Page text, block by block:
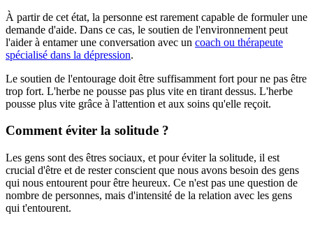
À partir de cet état, la personne est rarement capable de formuler une
demande d'aide. Dans ce cas, le soutien de l'environnement peut
l'aider à entamer une conversation avec un coach ou thérapeute
spécialisé dans la dépression.
Le soutien de l'entourage doit être suffisamment fort pour ne pas être
trop fort. L'herbe ne pousse pas plus vite en tirant dessus. L'herbe
pousse plus vite grâce à l'attention et aux soins qu'elle reçoit.
Comment éviter la solitude ?
Les gens sont des êtres sociaux, et pour éviter la solitude, il est
crucial d'être et de rester conscient que nous avons besoin des gens
qui nous entourent pour être heureux. Ce n'est pas une question de
nombre de personnes, mais d'intensité de la relation avec les gens
qui t'entourent.